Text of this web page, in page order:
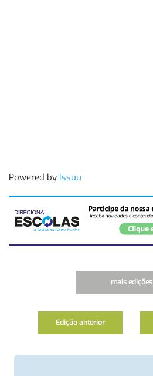
Powered by Issuu
mais edições
Edição anterior